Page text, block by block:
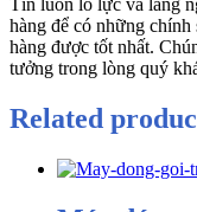
Tín luôn lỗ lực và lắng
hàng để có những chính
hàng được tốt nhất.
tưởng trong lòng quý
Related